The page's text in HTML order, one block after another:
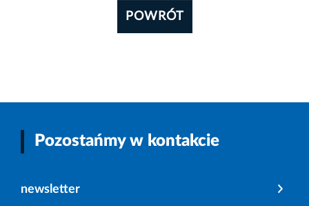
POWRÓT
Pozostańmy w kontakcie
newsletter